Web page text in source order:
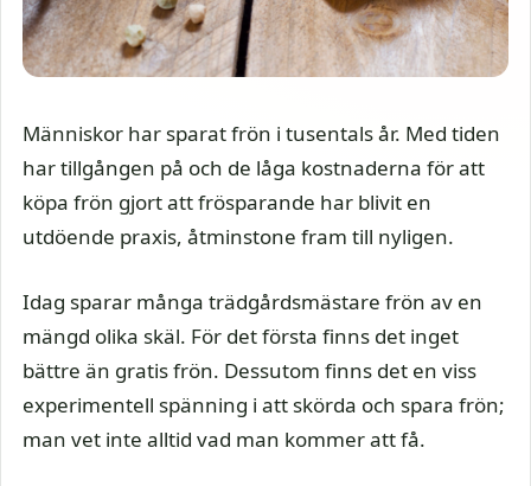
Människor har sparat frön i tusentals år. Med tiden
har tillgången på och de låga kostnaderna för att
köpa frön gjort att frösparande har blivit en
utdöende praxis, åtminstone fram till nyligen.
Idag sparar många trädgårdsmästare frön av en
mängd olika skäl. För det första finns det inget
bättre än gratis frön. Dessutom finns det en viss
experimentell spänning i att skörda och spara frön;
man vet inte alltid vad man kommer att få.